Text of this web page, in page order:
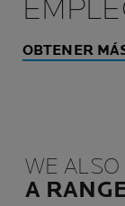
OBTENER
WE ALSO
A